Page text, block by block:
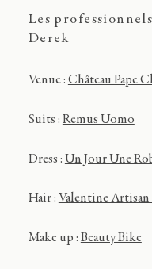
Les
Derek
Venue : Château Pape
Suits : Remus Uomo
Dress : Un Jour Une
Hair : Valentine
Make up : Beauty Bike